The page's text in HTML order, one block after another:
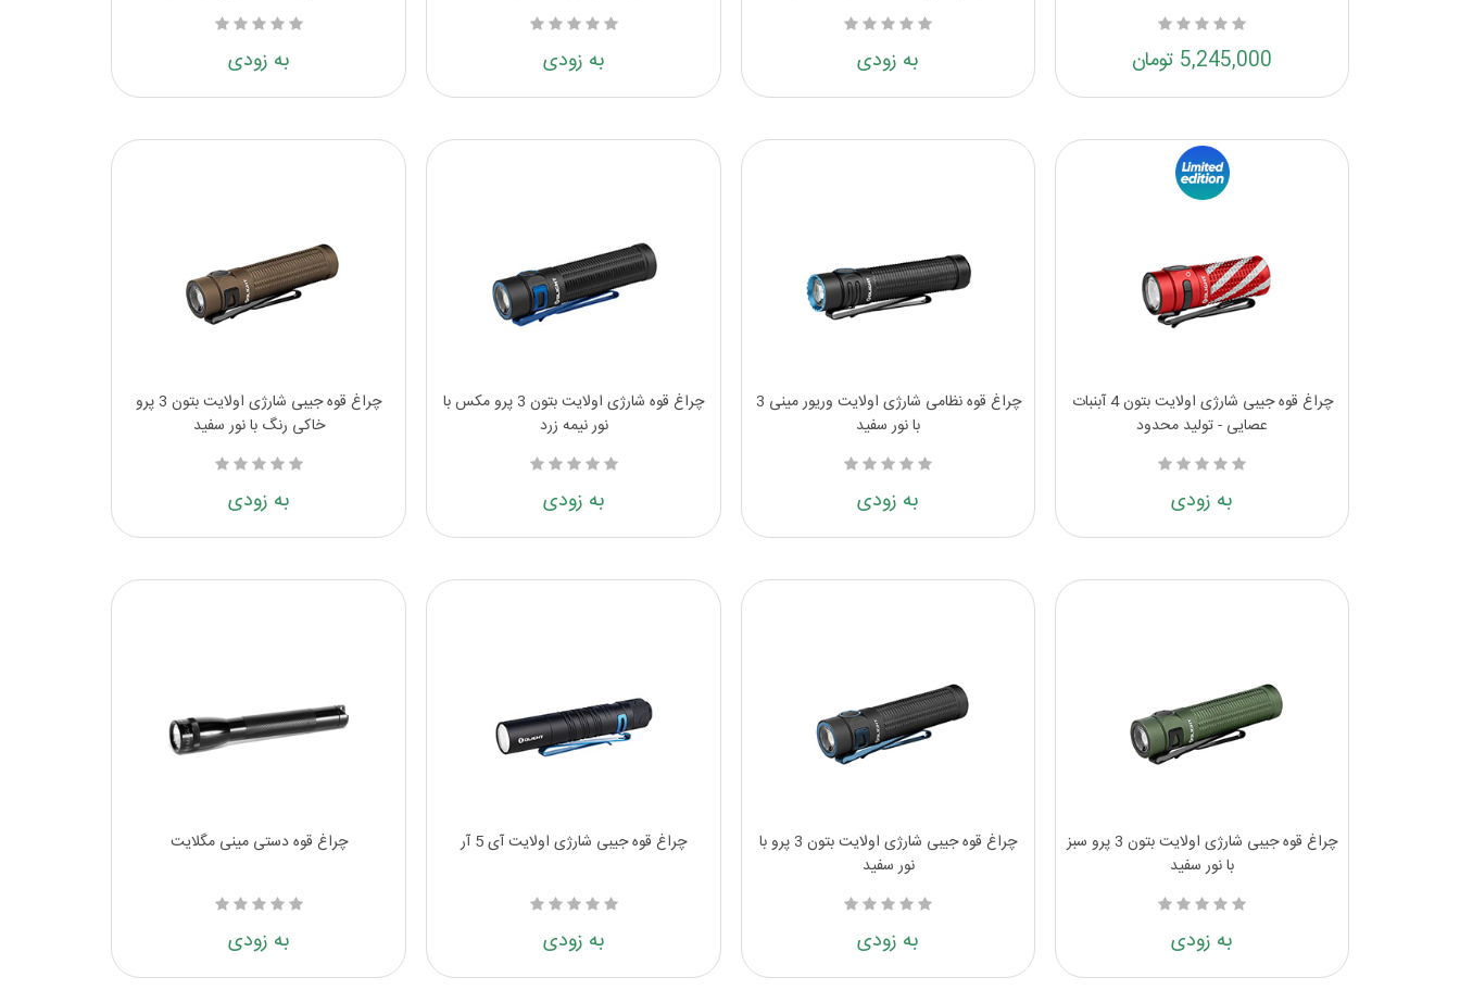
5,245,000 تومان به زودی به زودی به زودی
چراغ قوه جیبی شارژی اولایت بتون 4 آبنبات
عصایی - تولید محدود
به زودی
چراغ قوه نظامی شارژی اولایت وریور مینی 3
با نور سفید
به زودی
چراغ قوه شارژی اولایت بتون 3 پرو مکس با
نور نیمه زرد
به زودی
چراغ قوه جیبی شارژی اولایت بتون 3 پرو
خاکی رنگ با نور سفید
به زودی
چراغ قوه جیبی شارژی اولایت بتون 3 پرو سبز
با نور سفید
به زودی
چراغ قوه جیبی شارژی اولایت بتون 3 پرو با
نور سفید
به زودی
چراغ قوه جیبی شارژی اولایت آی 5 آر
به زودی
چراغ قوه دستی مینی مگلایت
به زودی